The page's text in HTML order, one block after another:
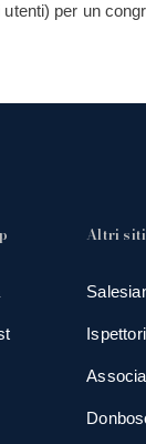
per un
Altri siti